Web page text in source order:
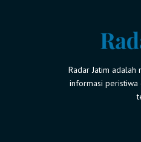
Radar Jatim
informasi peristiwa